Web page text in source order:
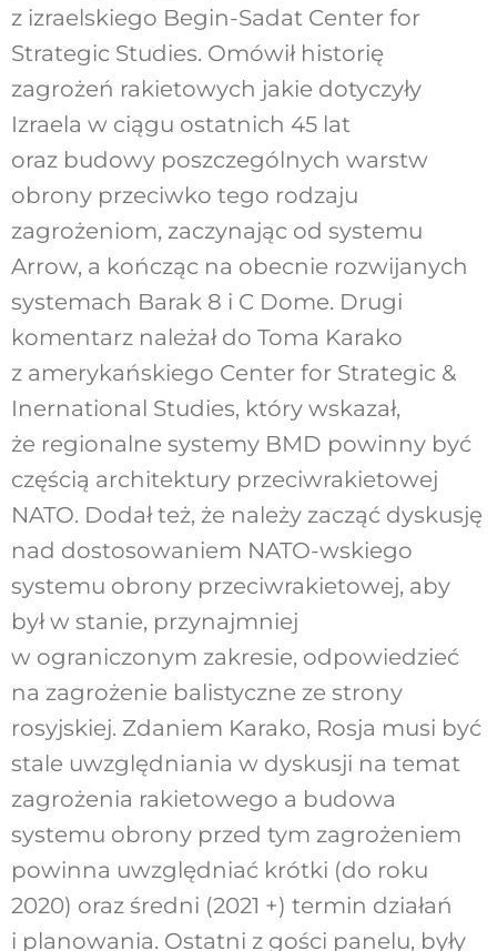
z izraelskiego Begin-Sadat Center for
Strategic Studies. Omówił historię
zagrożeń rakietowych jakie dotyczyły
Izraela w ciągu ostatnich 45 lat
oraz budowy poszczególnych warstw
obrony przeciwko tego rodzaju
zagrożeniom, zaczynając od systemu
Arrow, a kończąc na obecnie rozwijanych
systemach Barak 8 i C Dome. Drugi
komentarz należał do Toma Karako
z amerykańskiego Center for Strategic &
Inernational Studies, który wskazał,
że regionalne systemy BMD powinny być
częścią architektury przeciwrakietowej
NATO. Dodał też, że należy zacząć dyskusję
nad dostosowaniem NATO-wskiego
systemu obrony przeciwrakietowej, aby
był w stanie, przynajmniej
w ograniczonym zakresie, odpowiedzieć
na zagrożenie balistyczne ze strony
rosyjskiej. Zdaniem Karako, Rosja musi być
stale uwzględniania w dyskusji na temat
zagrożenia rakietowego a budowa
systemu obrony przed tym zagrożeniem
powinna uwzględniać krótki (do roku
2020) oraz średni (2021 +) termin działań
i planowania. Ostatni z gości panelu, były